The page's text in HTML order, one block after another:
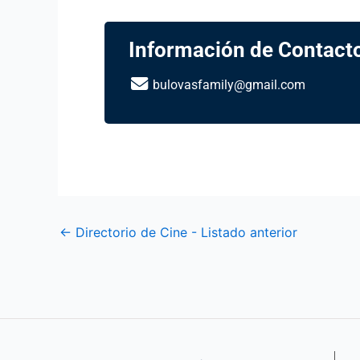
Información de
bulovasfamily@gmail.com
← Directorio de Cine - Listado anterior